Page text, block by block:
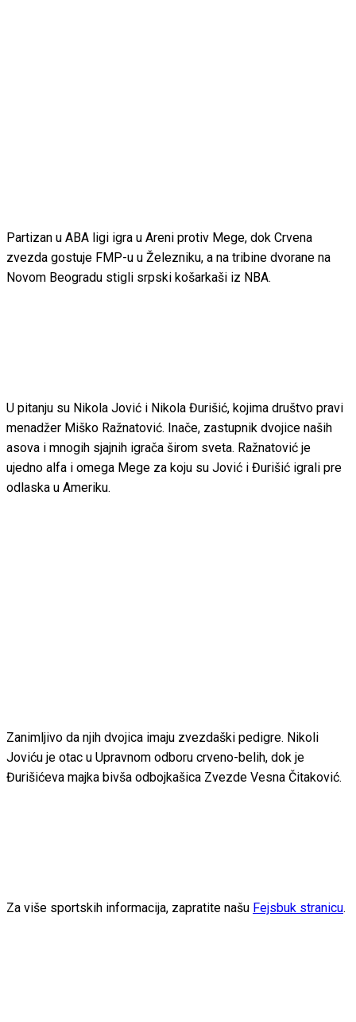
Partizan u ABA ligi igra u Areni protiv Mege, dok Crvena
zvezda gostuje FMP-u u Železniku, a na tribine dvorane na
Novom Beogradu stigli srpski košarkaši iz NBA.
U pitanju su Nikola Jović i Nikola Đurišić, kojima društvo pravi
menadžer Miško Ražnatović. Inače, zastupnik dvojice naših
asova i mnogih sjajnih igrača širom sveta. Ražnatović je
ujedno alfa i omega Mege za koju su Jović i Đurišić igrali pre
odlaska u Ameriku.
Zanimljivo da njih dvojica imaju zvezdaški pedigre. Nikoli
Joviću je otac u Upravnom odboru crveno-belih, dok je
Đurišićeva majka bivša odbojkašica Zvezde Vesna Čitaković.
Za više sportskih informacija, zapratite našu Fejsbuk stranicu.